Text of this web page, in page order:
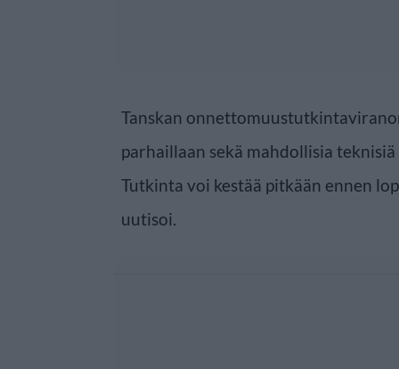
Tanskan
parhaillaan sekä mahdollisia
Tutkinta voi kestää pitkään ennen
uutisoi.